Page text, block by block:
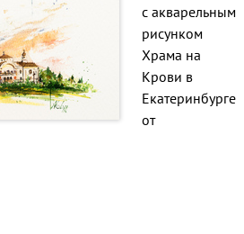
с акварельным
рисунком
Храма на
Крови в
Екатеринбурге
от